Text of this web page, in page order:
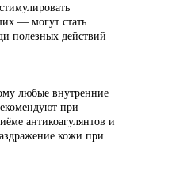
— могут стать
полезных действий
любые внутренние
при
антикоагулянтов и
кожи при